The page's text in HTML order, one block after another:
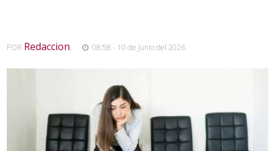
POR Redaccion, 08:58 - 10 de Junio del 2026